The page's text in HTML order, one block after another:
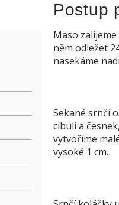
Postup
Maso
něm odležet
nasekáme
Sekané srnčí
cibuli a
vytvoříme
vysoké 1 cm.